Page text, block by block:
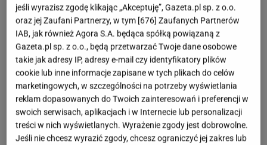
publiczności głównie z roli Marii Rogowskiej w
serialu"M jak miłość". Aktorka od lat stroni od
skandali i trzyma swoje życie prywatne z dala od
mediów. W przeszłości gwiazda telenoweli była
żoną Jacka Sobali, po rozwodzie związała się
natomiast z Andrzejem Nersem. Jakiś czas temu do
sieci trafiły zdjęciaPieńkowskiejspacerującej w
towarzystwieBartosza Żukowskiego, czyli
jeśli wyrazisz zgodę klikając „Akceptuję”, Gazeta.pl sp. z o.o.
oraz jej Zaufani Partnerzy, w tym [676] Zaufanych Partnerów
IAB, jak również Agora S.A. będąca spółką powiązaną z
Gazeta.pl sp. z o.o., będą przetwarzać Twoje dane osobowe
takie jak adresy IP, adresy e-mail czy identyfikatory plików
cookie lub inne informacje zapisane w tych plikach do celów
marketingowych, w szczególności na potrzeby wyświetlania
reklam dopasowanych do Twoich zainteresowań i preferencji w
swoich serwisach, aplikacjach i w Internecie lub personalizacji
treści w nich wyświetlanych. Wyrażenie zgody jest dobrowolne.
Jeśli nie chcesz wyrazić zgody, chcesz ograniczyć jej zakres lub